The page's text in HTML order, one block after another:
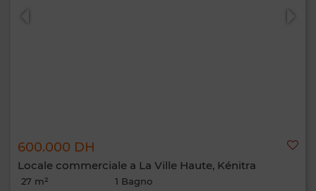
600.000 DH
Locale commerciale a La Ville Haute, Kénitra
27 m² 1 Bagno